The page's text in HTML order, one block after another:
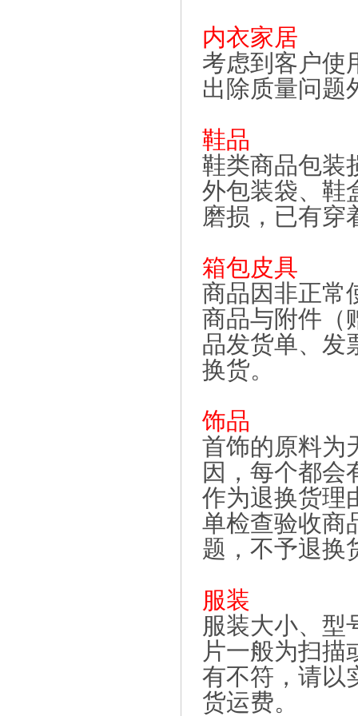
内衣家居
考虑到客户使
出除质量问题
鞋品
鞋类商品包装
外包装袋、鞋
磨损，已有穿
箱包皮具
商品因非正常
商品与附件（
品发货单、发
换货。
饰品
首饰的原料为
因，每个都会
作为退换货理
单检查验收商
题，不予退换
服装
服装大小、型
片一般为扫描
有不符，请以
货运费。